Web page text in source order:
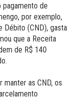
pagamento de
por exemplo,
Débito (CND), gasta
que a Receita
de R$ 140
manter as CND, os